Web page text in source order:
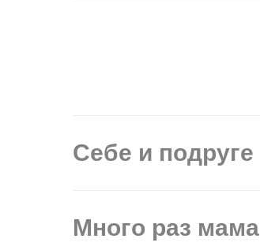
Себе и подруге
Много раз мама